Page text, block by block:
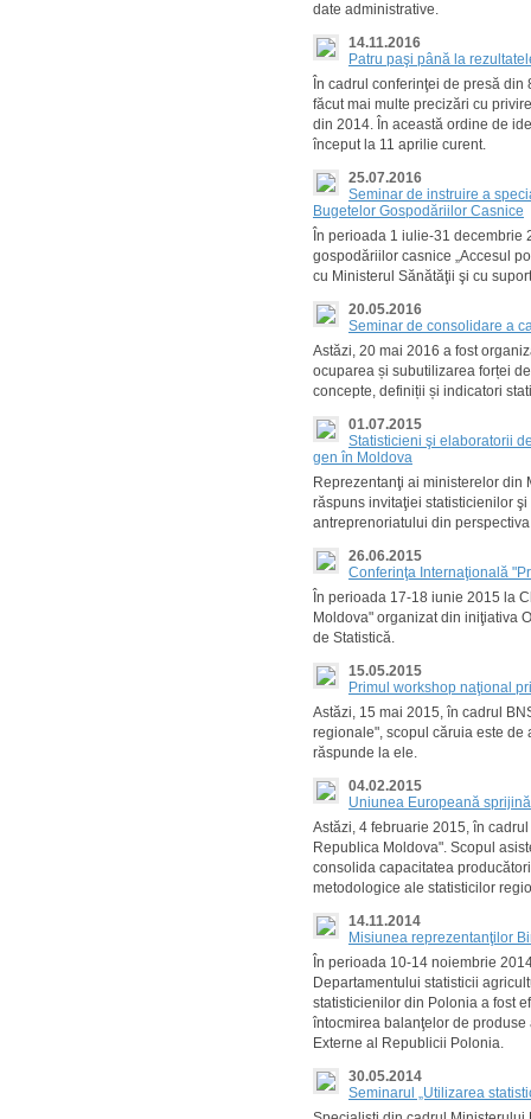
date administrative.
14.11.2016
Patru paşi până la
În cadrul conferinţei de presă
făcut mai multe precizări cu
din 2014. În această ordine de
început la 11 aprilie curent.
25.07.2016
Seminar de instruire a
Bugetelor Gospodăriilor Casnice
În perioada 1 iulie-31 decembrie
gospodăriilor casnice „Accesul
cu Ministerul Sănătăţii şi cu
20.05.2016
Seminar de consolidare a
Astăzi, 20 mai 2016 a fost
ocuparea și subutilizarea forței
concepte, definiții și indicatori
01.07.2015
Statisticieni şi elaboratorii
gen în Moldova
Reprezentanţi ai ministerelor din
răspuns invitaţiei statisticienilor
antreprenoriatului din
26.06.2015
Conferinţa Internaţională
În perioada 17-18 iunie 2015 la
Moldova" organizat din iniţiativa
de Statistică.
15.05.2015
Primul workshop naţional
Astăzi, 15 mai 2015, în cadrul
regionale", scopul căruia este de
răspunde la ele.
04.02.2015
Uniunea Europeană
Astăzi, 4 februarie 2015, în
Republica Moldova". Scopul
consolida capacitatea
metodologice ale statisticilor
14.11.2014
Misiunea reprezentanţilor
În perioada 10-14 noiembrie
Departamentului statisticii
statisticienilor din Polonia a fost
întocmirea balanţelor de
Externe al Republicii Polonia.
30.05.2014
Seminarul „Utilizarea